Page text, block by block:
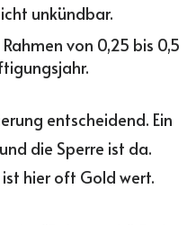
unkündbar.
von 0,25 bis 0,5
entscheidend. Ein
die Sperre ist da.
hier oft Gold wert.